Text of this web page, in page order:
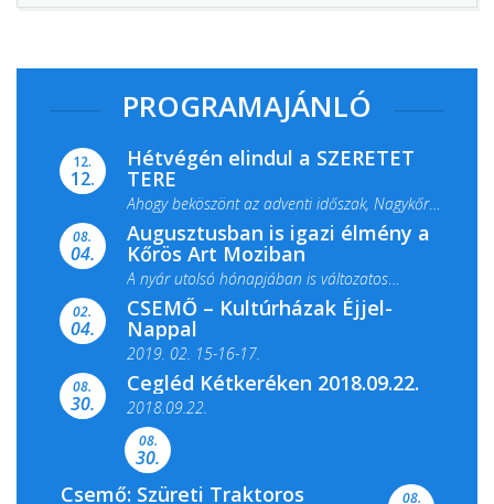
PROGRAMAJÁNLÓ
12.
12.
Hétvégén elindul a SZERETET
TERE
Ahogy beköszönt az adventi időszak, Nagykőrös
ismét megtelik ünnepi fénnyel és közös...
08.
04.
Augusztusban is igazi élmény a
Kőrös Art Moziban
A nyár utolsó hónapjában is változatos
filmkínálattal, családi...
02.
04.
CSEMŐ – Kultúrházak Éjjel-
Nappal
2019. 02. 15-16-17.
Színes és tartalmas programokkal várja a
Csemői Községi Könyvtár és...
08.
30.
Cegléd Kétkeréken 2018.09.22.
2018.09.22.
08.
30.
Csemő: Szüreti Traktoros 08.